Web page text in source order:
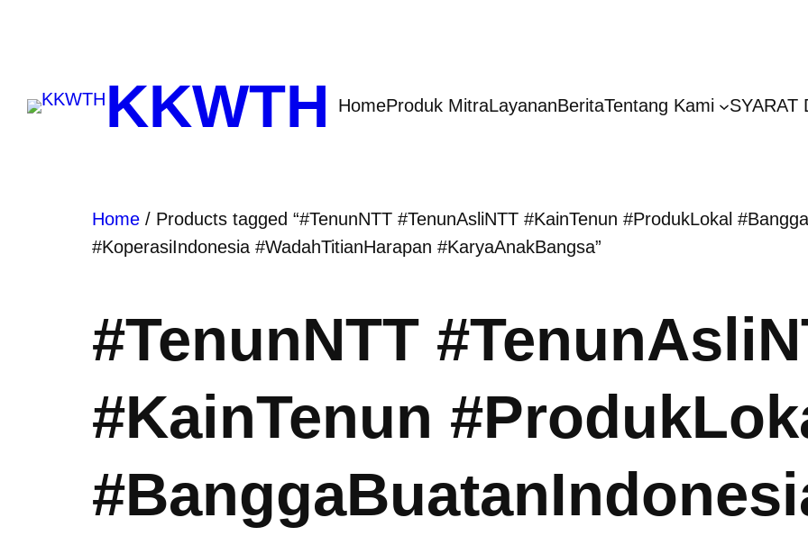
KKWTH HomeProduk MitraLayananBeritaTentang Kami SYARAT
Home / Products tagged “#TenunNTT #TenunAsliNTT #KainTenun #ProdukLokal
#KoperasiIndonesia #WadahTitianHarapan #KaryaAnakBangsa”
#TenunNTT
#KainTenun